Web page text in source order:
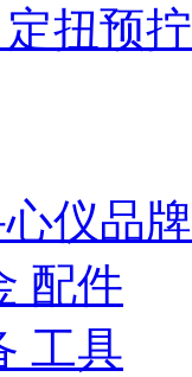
扭预
仪品牌
配件
工具